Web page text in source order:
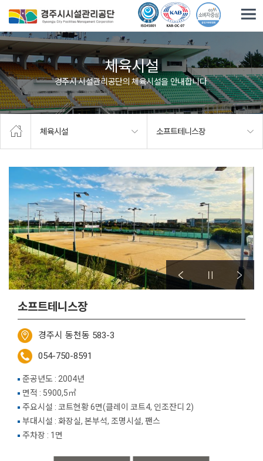
체육시설
경주시 시설관리공단의 체육시설을 안내합니다.
체육시설 소프트테니스장
소프트테니스장
경주시 동천동 583-3
054-750-8591
준공년도 : 2004년
면적 : 5900,5㎡
주요시설 : 코트현황 6면(클레이 코트4, 인조잔디 2)
부대시설 : 화장실, 본부석, 조명시설, 팬스
주차장 : 1면